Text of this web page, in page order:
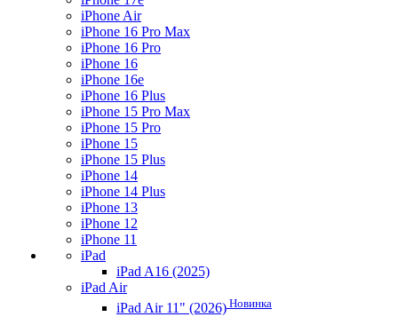
iPhone Air
iPhone 16 Pro Max
iPhone 16 Pro
iPhone 16
iPhone 16e
iPhone 16 Plus
iPhone 15 Pro Max
iPhone 15 Pro
iPhone 15
iPhone 15 Plus
iPhone 14
iPhone 14 Plus
iPhone 13
iPhone 12
iPhone 11
iPad
iPad A16 (2025)
iPad Air
iPad Air 11" (2026) Новинка